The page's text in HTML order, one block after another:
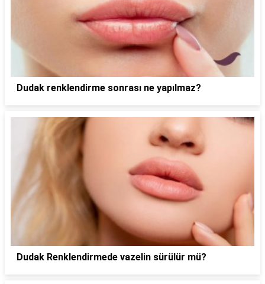
Dudak renklendirme sonrası ne yapılmaz?
Dudak Renklendirmede vazelin sürülür mü?